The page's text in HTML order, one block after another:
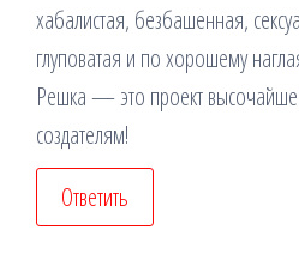
хабалистая, безбашенная,
глуповатая и по хорошему
Решка — это проект
создателям!
Ответить